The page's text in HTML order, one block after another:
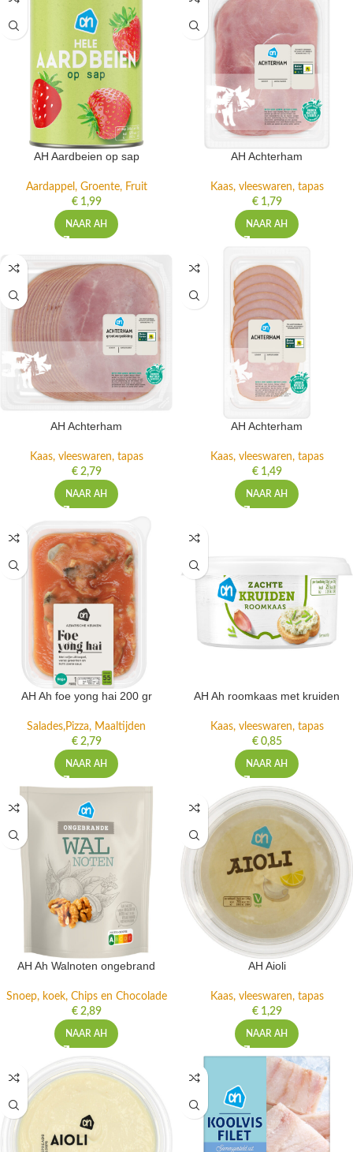
AH Aardbeien op sap
Aardappel, Groente, Fruit
€1,99
NAAR AH
AH Achterham
Kaas, vleeswaren, tapas
€1,79
NAAR AH
AH Achterham
Kaas, vleeswaren, tapas
€2,79
NAAR AH
AH Achterham
Kaas, vleeswaren, tapas
€1,49
NAAR AH
AH Ah foe yong hai 200 gr
Salades,Pizza, Maaltijden
€2,79
NAAR AH
AH Ah roomkaas met kruiden
Kaas, vleeswaren, tapas
€0,85
NAAR AH
AH Ah Walnoten ongebrand
Snoep, koek, Chips en Chocolade
€2,89
NAAR AH
AH Aioli
Kaas, vleeswaren, tapas
€1,29
NAAR AH